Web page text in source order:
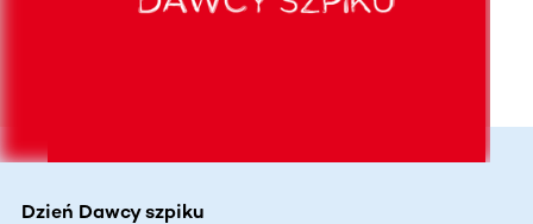
Dzień Dawcy szpiku